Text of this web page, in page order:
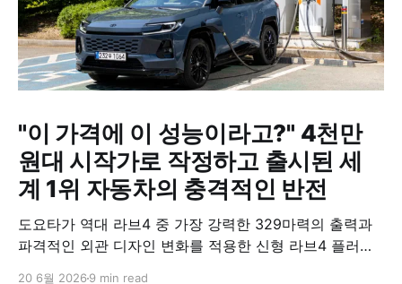
"이 가격에 이 성능이라고?" 4천만
원대 시작가로 작정하고 출시된 세
계 1위 자동차의 충격적인 반전
도요타가 역대 라브4 중 가장 강력한 329마력의 출력과
파격적인 외관 디자인 변화를 적용한 신형 라브4 플러그
20 6월 2026 9 min read